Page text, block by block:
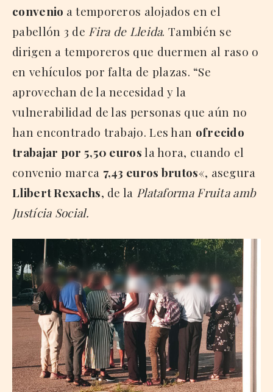
convenio a temporeros alojados en el
pabellón 3 de Fira de Lleida. También se
dirigen a temporeros que duermen al raso o
en vehículos por falta de plazas. “Se
aprovechan de la necesidad y la
vulnerabilidad de las personas que aún no
han encontrado trabajo. Les han ofrecido
trabajar por 5,50 eurosla hora, cuando el
convenio marca 7,43 euros brutos«, asegura
Llibert Rexachs, de la Plataforma Fruita amb
Justícia Social.